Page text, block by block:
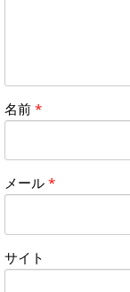
名前 *
メール *
サイト